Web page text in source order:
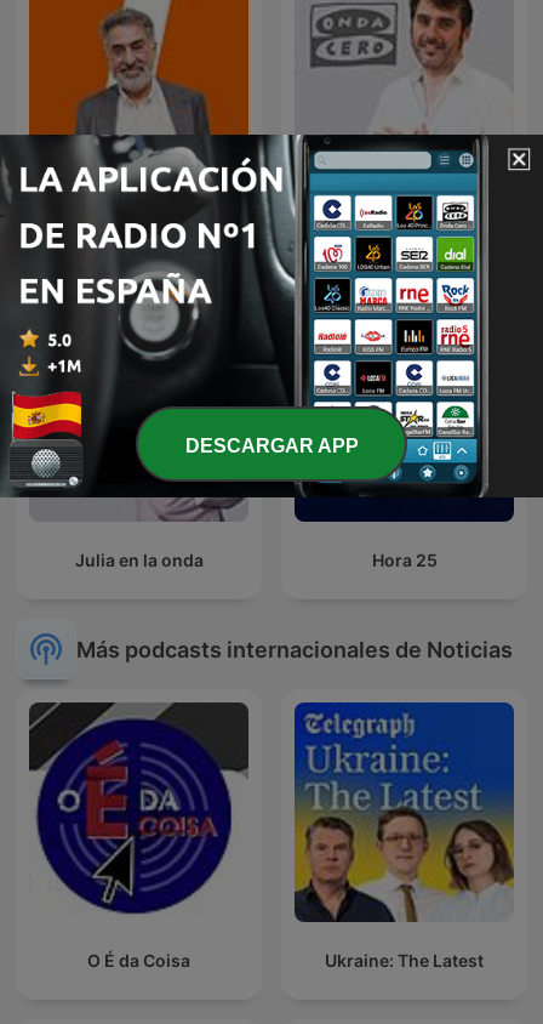
Mañanas en Libertad con
Luis del Pino
La brújula
Julia en la onda Hora 25
Más podcasts internacionales de Noticias
O É da Coisa Ukraine: The Latest
DESCARGAR APP